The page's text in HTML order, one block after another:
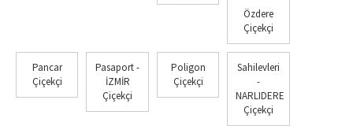
Özdere
Çiçekçi
Pancar
Çiçekçi
Pasaport -
İZMİR
Çiçekçi
Poligon
Çiçekçi
Sahilevleri
-
NARLIDERE
Çiçekçi